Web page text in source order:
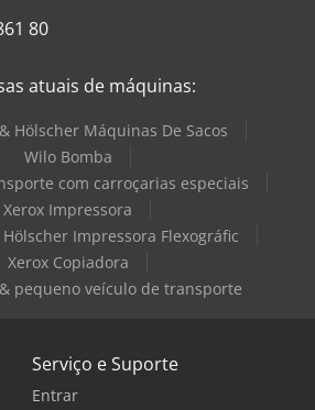
80
atuais de máquinas:
Hölscher Máquinas De Sacos
Wilo Bomba
com carroçarias especiais
Xerox Impressora
Impressora Flexográfic
Xerox Copiadora
pequeno veículo de transporte
Serviço e Suporte
Entrar